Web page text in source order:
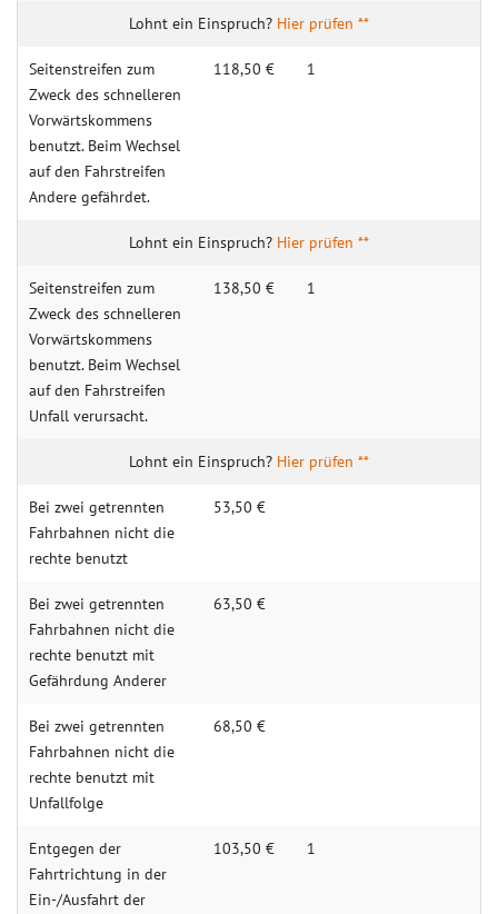
Hier prüfen **
Seitenstreifen zum
Zweck des schnelleren
Vorwärts­kommens
benutzt. Beim Wechsel
auf den Fahrstreifen
Andere gefährdet.
118,50 € 1
Hier prüfen **
Seitenstreifen zum
Zweck des schnelleren
Vorwärts­kommens
benutzt. Beim Wechsel
auf den Fahrstreifen
Unfall verursacht.
138,50 € 1
Hier prüfen **
Bei zwei getrennten
Fahrbahnen nicht die
rechte benutzt
53,50 €
Bei zwei getrennten
Fahrbahnen nicht die
rechte benutzt mit
Gefährdung Anderer
63,50 €
Bei zwei getrennten
Fahrbahnen nicht die
rechte benutzt mit
Unfallfolge
68,50 €
Entgegen der
Fahrtrichtung in der
Ein-/Ausfahrt der
103,50 € 1